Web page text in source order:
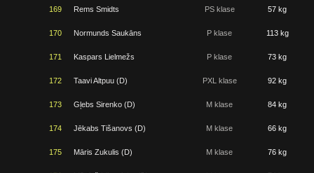
169 Rems Smidts PS klase 57 kg
170 Normunds Saukāns P klase 113 kg
171 Kaspars Lielmežs P klase 73 kg
172 Taavi Altpuu (D) PXL klase 92 kg
173 Gļebs Sirenko (D) M klase 84 kg
174 Jēkabs Tišanovs (D) M klase 66 kg
175 Māris Zukulis (D) M klase 76 kg